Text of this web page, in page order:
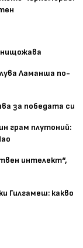
Ламанша по-
за победата си
грам плутоний:
интелект“,
Гилгамеш: какво